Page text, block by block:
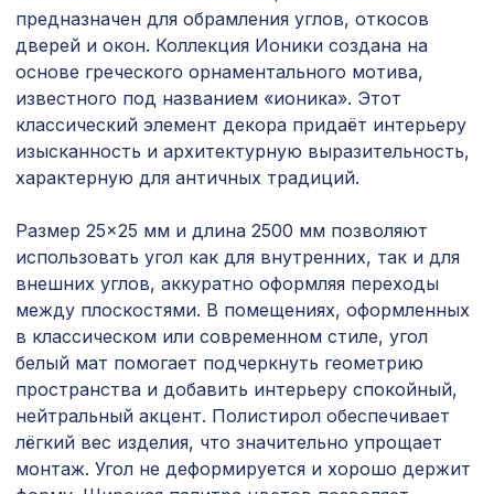
11-45, 2790х1020мм, ХДФ, без
отделки
Перфорированная панель ИНДИЯ,
1200х600мм, ХДФ, без отделки
1302 ₽
Перфорированная панель
ВЕРОНИКА, 2070х930мм, ХДФ, бук
2347 ₽
1200х600мм, ХДФ, белая
Экран для радиатора, FRESA, рамка
900х600мм, рисунок Цветы, белый
2870 ₽
Натуральные обои Cosca Traditional
Prints L5040, 0,91 x 6,2 м
4763 ₽
Перфорированная потолочная плита
ЭЛЕНИКО, 595х595мм, ХДФ, ольха
760 ₽
Плинтус PX048, 80х15, 2000мм,
Экополимер/11
718 ₽
предназначен для обрамления углов, откосов
дверей и окон. Коллекция Ионики создана на
основе греческого орнаментального мотива,
известного под названием «ионика». Этот
классический элемент декора придаёт интерьеру
изысканность и архитектурную выразительность,
характерную для античных традиций.
Размер 25×25 мм и длина 2500 мм позволяют
использовать угол как для внутренних, так и для
внешних углов, аккуратно оформляя переходы
между плоскостями. В помещениях, оформленных
в классическом или современном стиле, угол
белый мат помогает подчеркнуть геометрию
пространства и добавить интерьеру спокойный,
нейтральный акцент. Полистирол обеспечивает
лёгкий вес изделия, что значительно упрощает
монтаж. Угол не деформируется и хорошо держит